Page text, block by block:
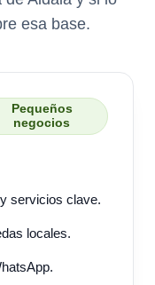
esa base.
Pequeños
negocios
servicios clave.
locales.